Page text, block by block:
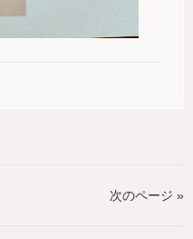
次のページ »